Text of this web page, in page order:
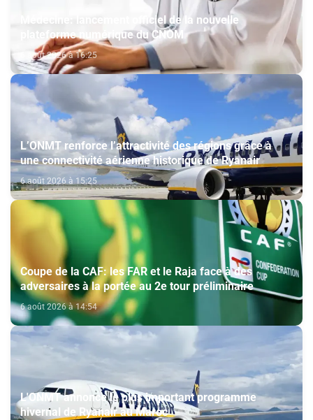
Médecine: lancement officiel de la nouvelle
plateforme numérique du CNOM
6 août 2026 à 16:25
L’ONMT renforce l’attractivité des régions grâce à
une connectivité aérienne historique de Ryanair
6 août 2026 à 15:25
Coupe de la CAF: les FAR et le Raja face à des
adversaires à la portée au 2e tour préliminaire
6 août 2026 à 14:54
L'ONMT annonce le plus important programme
hivernal de Ryanair au Maroc